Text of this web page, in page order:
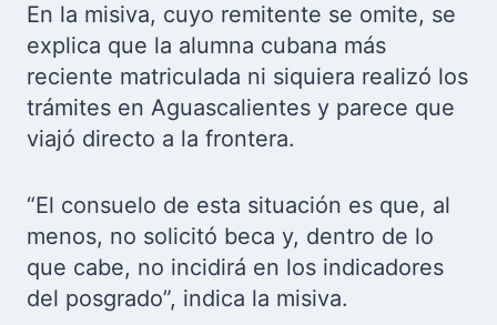
En la misiva, cuyo remitente se omite, se
explica que la alumna cubana más
reciente matriculada ni siquiera realizó los
trámites en Aguascalientes y parece que
viajó directo a la frontera.
“El consuelo de esta situación es que, al
menos, no solicitó beca y, dentro de lo
que cabe, no incidirá en los indicadores
del posgrado”, indica la misiva.